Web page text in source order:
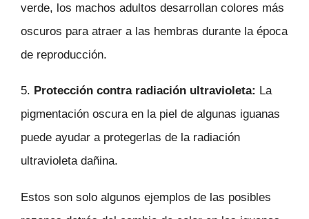
verde, los machos adultos desarrollan colores más
oscuros para atraer a las hembras durante la época
de reproducción.
5. Protección contra radiación ultravioleta: La
pigmentación oscura en la piel de algunas iguanas
puede ayudar a protegerlas de la radiación
ultravioleta dañina.
Estos son solo algunos ejemplos de las posibles